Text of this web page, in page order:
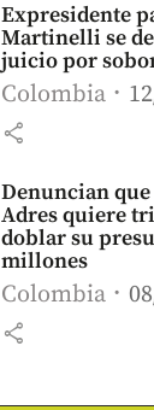
Expresidente
Martinelli se
juicio por
Colombia
share
Denuncian
Adres quiere
doblar su
millones
Colombia
share